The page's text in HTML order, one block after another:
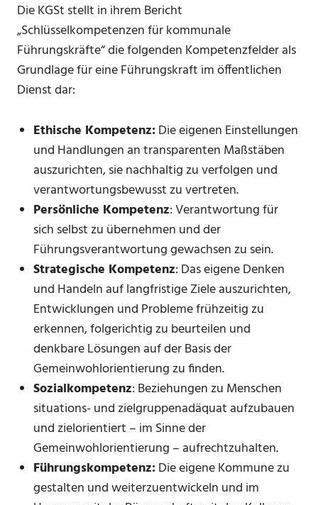
Die KGSt stellt in ihrem Bericht
„Schlüsselkompetenzen für kommunale
Führungskräfte“ die folgenden Kompetenzfelder als
Grundlage für eine Führungskraft im öffentlichen
Dienst dar:
Ethische Kompetenz:Die eigenen Einstellungen
und Handlungen an transparenten Maßstäben
auszurichten, sie nachhaltig zu verfolgen und
verantwortungsbewusst zu vertreten.
Persönliche Kompetenz: Verantwortung für
sich selbst zu übernehmen und der
Führungsverantwortung gewachsen zu sein.
Strategische Kompetenz: Das eigene Denken
und Handeln auf langfristige Ziele auszurichten,
Entwicklungen und Probleme frühzeitig zu
erkennen, folgerichtig zu beurteilen und
denkbare Lösungen auf der Basis der
Gemeinwohlorientierung zu finden.
Sozialkompetenz: Beziehungen zu Menschen
situations- und zielgruppenadäquat aufzubauen
und zielorientiert – im Sinne der
Gemeinwohlorientierung – aufrechtzuhalten.
Führungskompetenz:Die eigene Kommune zu
gestalten und weiterzuentwickeln und im